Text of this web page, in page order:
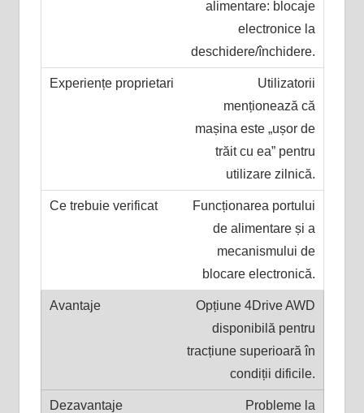
alimentare: blocaje
electronice la
deschidere/închidere.
Utilizatorii
menționează că
mașina este „ușor de
trăit cu ea” pentru
utilizare zilnică.
Funcționarea portului
de alimentare și a
mecanismului de
blocare electronică.
Opțiune 4Drive AWD
disponibilă pentru
tracțiune superioară în
condiții dificile.
Probleme la